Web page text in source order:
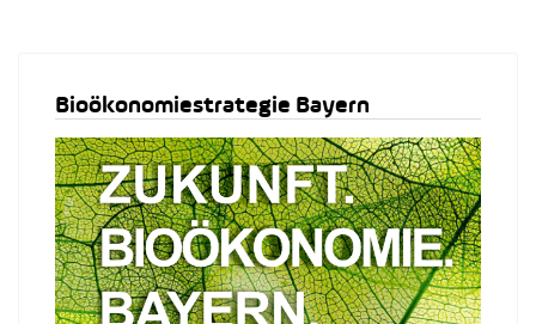
Bioökonomiestrategie Bayern